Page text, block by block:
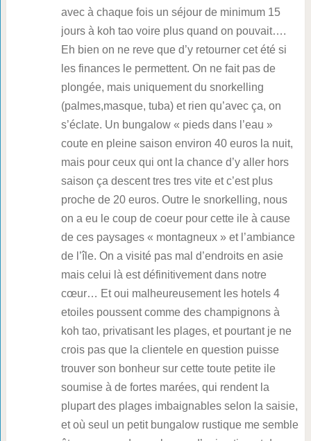
avec à chaque fois un séjour de minimum 15
jours à koh tao voire plus quand on pouvait….
Eh bien on ne reve que d’y retourner cet été si
les finances le permettent. On ne fait pas de
plongée, mais uniquement du snorkelling
(palmes,masque, tuba) et rien qu’avec ça, on
s’éclate. Un bungalow « pieds dans l’eau »
coute en pleine saison environ 40 euros la nuit,
mais pour ceux qui ont la chance d’y aller hors
saison ça descent tres tres vite et c’est plus
proche de 20 euros. Outre le snorkelling, nous
on a eu le coup de coeur pour cette ile à cause
de ces paysages « montagneux » et l’ambiance
de l’île. On a visité pas mal d’endroits en asie
mais celui là est définitivement dans notre
cœur… Et oui malheureusement les hotels 4
etoiles poussent comme des champignons à
koh tao, privatisant les plages, et pourtant je ne
crois pas que la clientele en question puisse
trouver son bonheur sur cette toute petite ile
soumise à de fortes marées, qui rendent la
plupart des plages imbaignables selon la saisie,
et où seul un petit bungalow rustique me semble